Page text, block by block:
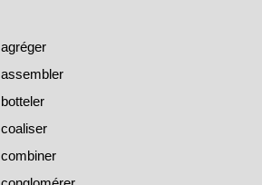
agréger
assembler
botteler
coaliser
combiner